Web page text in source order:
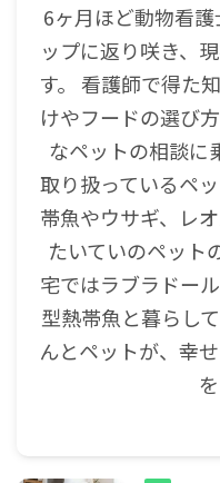
6ヶ月ほど動物看
ップに返り咲き、
す。 看護師で得た
けやフードの選び
なペットの相談に
取り扱っているペ
帯魚やウサギ、レ
たいていのペット
宅ではラブラドー
型熱帯魚と暮らし
んとペットが、幸